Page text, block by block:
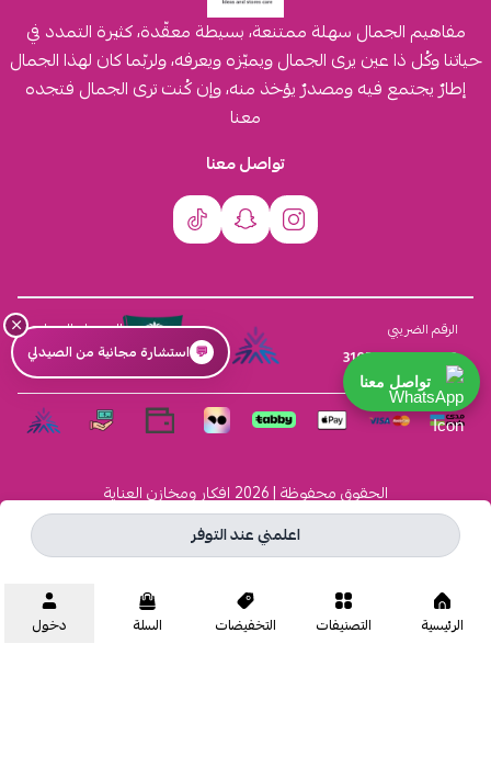
اعلمني عند التوفر
مفاهيم الجمال سهلة ممتنعة، بسيطة معقّدة، كثيرة التمدد في
حياتنا وكُل ذا عين يرى الجمال ويميّزه ويعرفه، ولربّما كان لهذا الجمال
إطارٌ يجتمع فيه ومصدرٌ يؤخذ منه، وإن كُنت ترى الجمال فتجده
معنا
تواصل معنا
الرقم الضريبي
310555259800003
السجل التجاري
4030431116
الحقوق محفوظة | 2026 افكار ومخازن العناية
الرئيسية التصنيفات التخفيضات السلة دخول
×
💬 استشارة مجانية من الصيدلي
تواصل معنا